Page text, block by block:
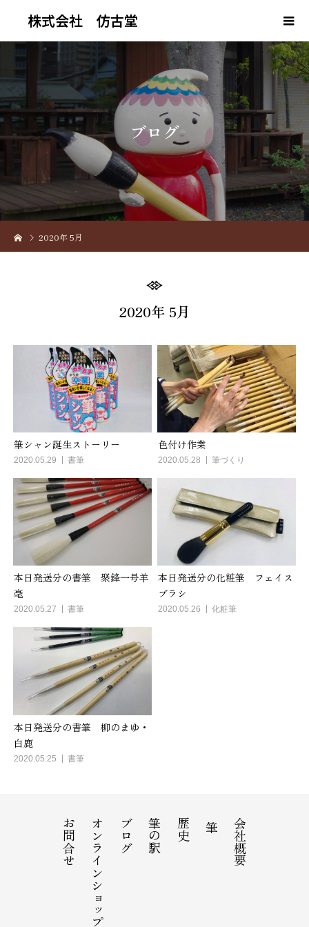
株式会社 仿古堂
ブロ グ
2020年 5月
2020年 5月
筆シャン誕生ストーリー
2020.05.29 書筆
色付け作業
2020.05.28 筆づくり
本日発送分の書筆 聚鋒一号羊
毫
2020.05.27 書筆
本日発送分の化粧筆 フェイス
ブラシ
2020.05.26 化粧筆
本日発送分の書筆 柳のまゆ・
白鹿
2020.05.25 書筆
会社概要
筆
歴史
筆の駅
ブログ
オンラインショップ
お問合せ